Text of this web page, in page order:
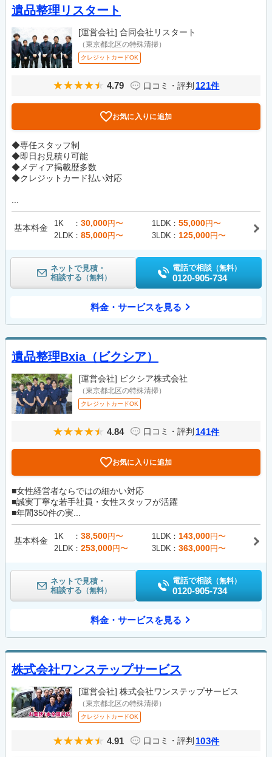
遺品整理リスタート
[運営会社] 合同会社リスタート
（東京都北区の特殊清掃）
クレジットカードOK
4.79 口コミ・評判 121件
お気に入りに追加
◆専任スタッフ制
◆即日お見積り可能
◆メディア掲載歴多数
◆クレジットカード払い対応
基本料金 1K 30,000円〜 1LDK 55,000円〜
2LDK
85,000円〜 3LDK 125,000円〜
ネットで見積・
相談する （無料）
電話で相談 （無料）
0120-905-734
料金・サービスを見る
遺品整理Bxia（ビクシア）
[運営会社] ビクシア株式会社
（東京都北区の特殊清掃）
クレジットカードOK
4.84 口コミ・評判 141件
お気に入りに追加
■女性経営者ならではの細かい対応
■誠実丁寧な若手社員・女性スタッフが活躍
■年間350件の実...
基本料金 1K 38,500円〜 1LDK 143,000円〜
2LDK
253,000円〜 3LDK 363,000円〜
ネットで見積・
相談する （無料）
電話で相談 （無料）
0120-905-734
料金・サービスを見る
株式会社ワンステップサービス
[運営会社] 株式会社ワンステップサービス
（東京都北区の特殊清掃）
クレジットカードOK
4.91 口コミ・評判 103件